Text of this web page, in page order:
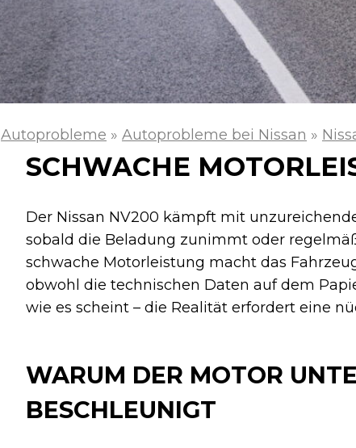
Autoprobleme » Autoprobleme bei Nissan »
SCHWACHE
Der Nissan NV200 kämpft mit
sobald die Beladung zunimmt oder
schwache Motorleistung macht das
obwohl die technischen Daten auf dem
wie es scheint – die Realität erfordert eine
WARUM DER MOTOR
BESCHLEUNIGT